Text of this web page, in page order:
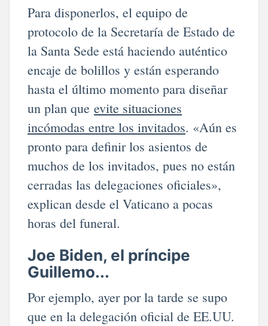
Para disponerlos, el equipo de
protocolo de la Secretaría de Estado de
la Santa Sede está haciendo auténtico
encaje de bolillos y están esperando
hasta el último momento para diseñar
un plan que evite situaciones
incómodas entre los invitados. «Aún es
pronto para definir los asientos de
muchos de los invitados, pues no están
cerradas las delegaciones oficiales»,
explican desde el Vaticano a pocas
horas del funeral.
Joe Biden, el príncipe
Guillemo...
Por ejemplo, ayer por la tarde se supo
que en la delegación oficial de EE.UU.